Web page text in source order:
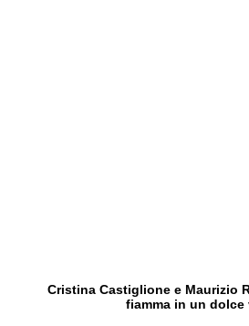
Cristina Castiglione e Maurizio
fiamma in un dolce